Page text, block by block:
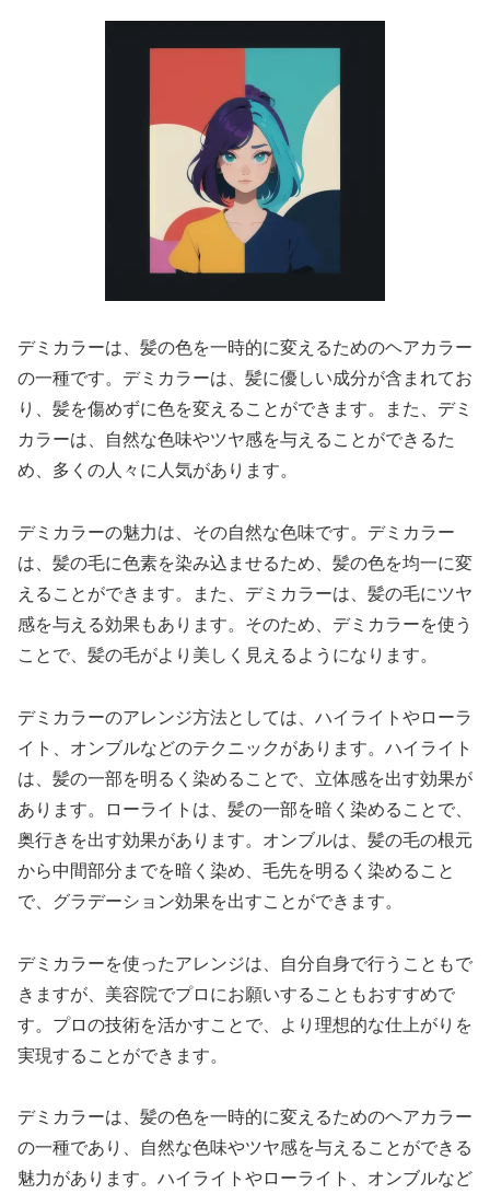
デミカラーは、髪の色を一時的に変えるためのヘアカラー
の一種です。デミカラーは、髪に優しい成分が含まれてお
り、髪を傷めずに色を変えることができます。また、デミ
カラーは、自然な色味やツヤ感を与えることができるた
め、多くの人々に人気があります。
デミカラーの魅力は、その自然な色味です。デミカラー
は、髪の毛に色素を染み込ませるため、髪の色を均一に変
えることができます。また、デミカラーは、髪の毛にツヤ
感を与える効果もあります。そのため、デミカラーを使う
ことで、髪の毛がより美しく見えるようになります。
デミカラーのアレンジ方法としては、ハイライトやローラ
イト、オンブルなどのテクニックがあります。ハイライト
は、髪の一部を明るく染めることで、立体感を出す効果が
あります。ローライトは、髪の一部を暗く染めることで、
奥行きを出す効果があります。オンブルは、髪の毛の根元
から中間部分までを暗く染め、毛先を明るく染めること
で、グラデーション効果を出すことができます。
デミカラーを使ったアレンジは、自分自身で行うこともで
きますが、美容院でプロにお願いすることもおすすめで
す。プロの技術を活かすことで、より理想的な仕上がりを
実現することができます。
デミカラーは、髪の色を一時的に変えるためのヘアカラー
の一種であり、自然な色味やツヤ感を与えることができる
魅力があります。ハイライトやローライト、オンブルなど